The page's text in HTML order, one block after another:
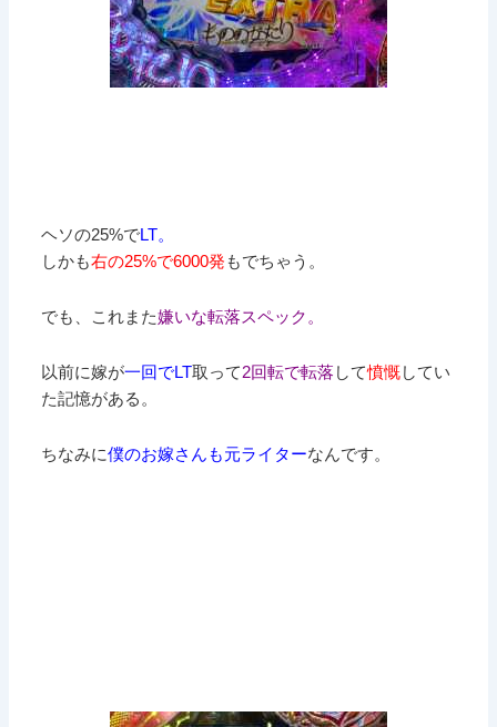
ヘソの25%でLT。
しかも右の25%で6000発 もでちゃう。
でも、これまた嫌いな転落スペック。
以前に嫁が一回でLT取って2回転で転落 して憤慨してい
た記憶がある。
ちなみに僕のお嫁さんも元ライターなんです。